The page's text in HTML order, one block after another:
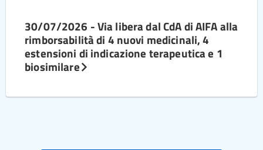
30/07/2026 - Via libera dal CdA di AIFA alla
rimborsabilità di 4 nuovi medicinali, 4
estensioni di indicazione terapeutica e 1
biosimilare